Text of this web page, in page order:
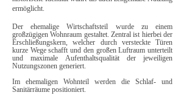
ermöglicht.
Der ehemalige Wirtschaftsteil wurde zu einem
großzügigen Wohnraum gestaltet. Zentral ist hierbei der
Erschließungskern, welcher durch versteckte Türen
kurze Wege schafft und den großen Luftraum unterteilt
und maximale Aufenthaltsqualität der jeweiligen
Nutzungszonen generiert.
Im ehemaligen Wohnteil werden die Schlaf- und
Sanitärräume positioniert.